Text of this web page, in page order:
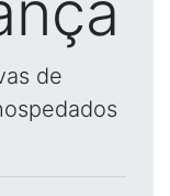
de